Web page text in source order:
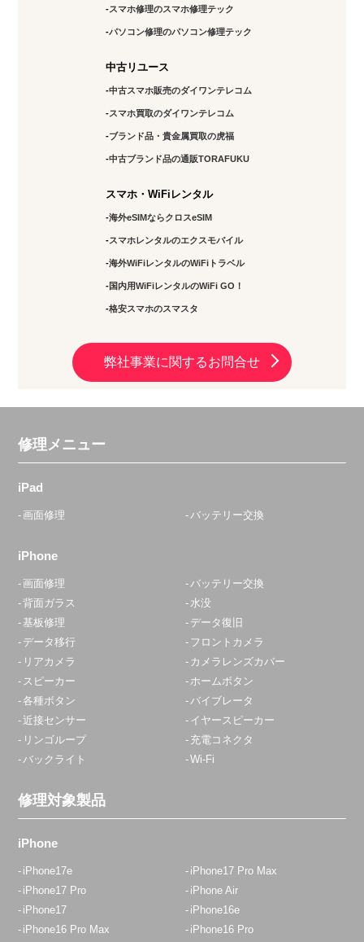
スマホ修理のスマホ修理テック
パソコン修理のパソコン修理テック
中古リユース
中古スマホ販売のダイワンテレコム
スマホ買取のダイワンテレコム
ブランド品・貴金属買取の虎福
中古ブランド品の通販TORAFUKU
スマホ・WiFiレンタル
海外eSIMならクロスeSIM
スマホレンタルのエクスモバイル
海外WiFiレンタルのWiFiトラベル
国内用WiFiレンタルのWiFi GO！
格安スマホのスマスタ
弊社事業に関するお問合せ
修理メニュー
iPad
画面修理 バッテリー交換
iPhone
画面修理
バッテリー交換
背面ガラス
水没
基板修理
データ復旧
データ移行
フロントカメラ
リアカメラ
カメラレンズカバー
スピーカー
ホームボタン
各種ボタン
バイブレータ
近接センサー
イヤースピーカー
リンゴループ
充電コネクタ
バックライト
Wi-Fi
修理対象製品
iPhone
iPhone17e
iPhone17 Pro Max
iPhone17 Pro
iPhone Air
iPhone17
iPhone16e
iPhone16 Pro Max
iPhone16 Pro